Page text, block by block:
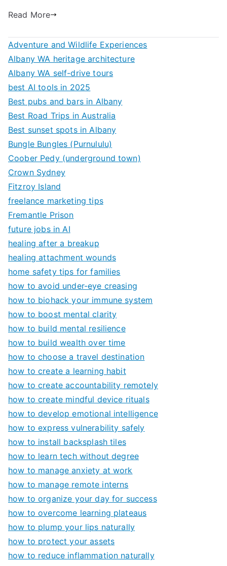
Read More
Adventure and Wildlife Experiences
Albany WA heritage architecture
Albany WA self-drive tours
best AI tools in 2025
Best pubs and bars in Albany
Best Road Trips in Australia
Best sunset spots in Albany
Bungle Bungles (Purnululu)
Coober Pedy (underground town)
Crown Sydney
Fitzroy Island
freelance marketing tips
Fremantle Prison
future jobs in AI
healing after a breakup
healing attachment wounds
home safety tips for families
how to avoid under-eye creasing
how to biohack your immune system
how to boost mental clarity
how to build mental resilience
how to build wealth over time
how to choose a travel destination
how to create a learning habit
how to create accountability remotely
how to create mindful device rituals
how to develop emotional intelligence
how to express vulnerability safely
how to install backsplash tiles
how to learn tech without degree
how to manage anxiety at work
how to manage remote interns
how to organize your day for success
how to overcome learning plateaus
how to plump your lips naturally
how to protect your assets
how to reduce inflammation naturally